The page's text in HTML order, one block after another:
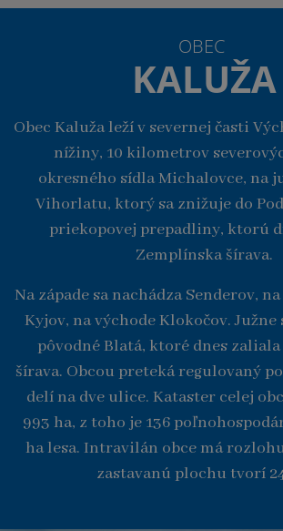
OBEC
KALUŽA
Obec Kaluža leží v severnej časti
nížiny, 10 kilometrov
okresného sídla Michalovce, na
Vihorlatu, ktorý sa znižuje do
priekopovej prepadliny, ktorú
Zemplínska šírava.
Na západe sa nachádza Senderov,
Kyjov, na východe Klokočov. Južne
pôvodné Blatá, ktoré dnes
šírava. Obcou preteká regulovaný
delí na dve ulice. Kataster celej
993 ha, z toho je 136
ha lesa. Intravilán obce má
zastavanú plochu tvorí